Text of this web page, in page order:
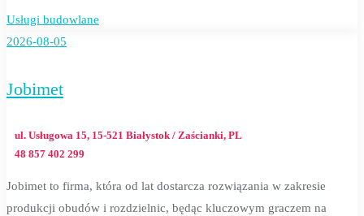
Usługi budowlane
2026-08-05
Jobimet
ul. Usługowa 15, 15-521 Białystok / Zaścianki, PL
48 857 402 299
Jobimet to firma, która od lat dostarcza rozwiązania w zakresie
produkcji obudów i rozdzielnic, będąc kluczowym graczem na